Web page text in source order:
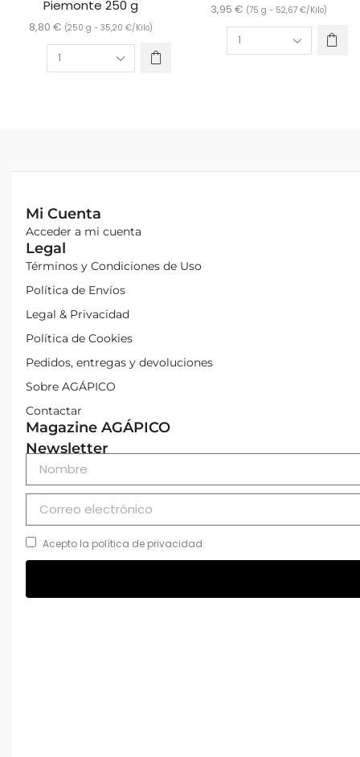
Piemonte 250 g
8,80€ (250 g -35,20€/Kilo)
3,95€ (75 g - 52,67€/Kilo)
Mi Cuenta
Acceder a mi cuenta
Legal
Términos y Condiciones de Uso
Política de Envíos
Legal & Privacidad
Política de Cookies
Pedidos, entregas y devoluciones
Sobre AGÁPICO
Contactar
Magazine AGÁPICO
Newsletter
Acepto la política de privacidad